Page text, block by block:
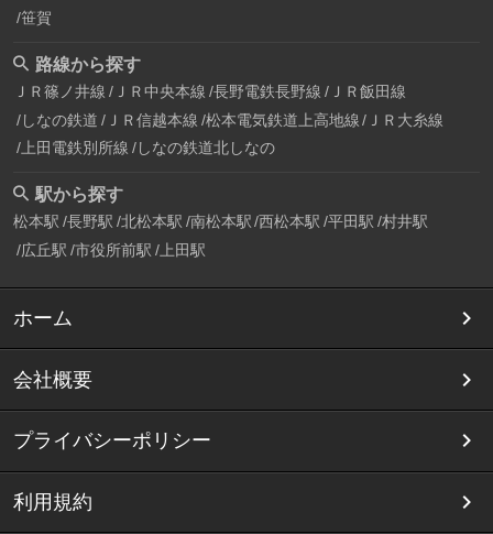
笹賀
路線から探す
ＪＲ篠ノ井線 ＪＲ中央本線 長野電鉄長野線 ＪＲ飯田線
しなの鉄道 ＪＲ信越本線 松本電気鉄道上高地線
ＪＲ大糸線
上田電鉄別所線 しなの鉄道北しなの
駅から探す
松本駅 長野駅 北松本駅 南松本駅 西松本駅 平田駅 村井駅
広丘駅 市役所前駅 上田駅
ホーム
会社概要
プライバシーポリシー
利用規約